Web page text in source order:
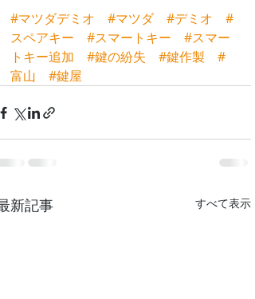
#マツダデミオ #マツダ #デミオ
#
スペアキー
#スマートキー
#スマー
トキー追加
#鍵の紛失 #鍵作製
#
富山
#鍵屋
新記事 すべて表示